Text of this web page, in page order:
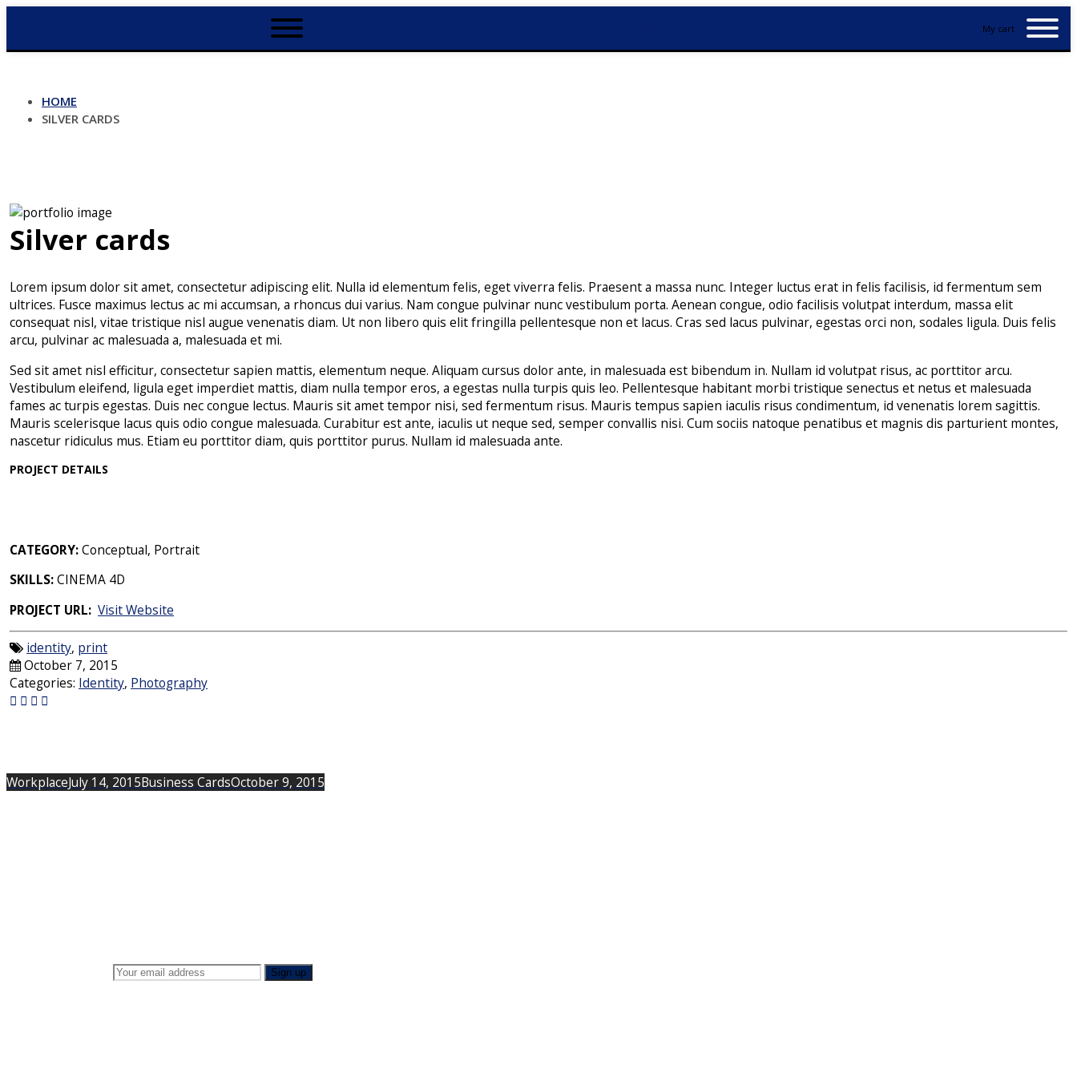
My cart
HOME
SILVER CARDS
Silver cards
Lorem ipsum dolor sit amet, consectetur adipiscing elit. Nulla id elementum felis, eget viverra felis. Praesent a massa nunc. Integer luctus erat in felis facilisis, id fermentum sem
ultrices. Fusce maximus lectus ac mi accumsan, a rhoncus dui varius. Nam congue pulvinar nunc vestibulum porta. Aenean congue, odio facilisis volutpat interdum, massa elit
consequat nisl, vitae tristique nisl augue venenatis diam. Ut non libero quis elit fringilla pellentesque non et lacus. Cras sed lacus pulvinar, egestas orci non, sodales ligula. Duis felis
arcu, pulvinar ac malesuada a, malesuada et mi.
Sed sit amet nisl efficitur, consectetur sapien mattis, elementum neque. Aliquam cursus dolor ante, in malesuada est bibendum in. Nullam id volutpat risus, ac porttitor arcu.
Vestibulum eleifend, ligula eget imperdiet mattis, diam nulla tempor eros, a egestas nulla turpis quis leo. Pellentesque habitant morbi tristique senectus et netus et malesuada
fames ac turpis egestas. Duis nec congue lectus. Mauris sit amet tempor nisi, sed fermentum risus. Mauris tempus sapien iaculis risus condimentum, id venenatis lorem sagittis.
Mauris scelerisque lacus quis odio congue malesuada. Curabitur est ante, iaculis ut neque sed, semper convallis nisi. Cum sociis natoque penatibus et magnis dis parturient montes,
nascetur ridiculus mus. Etiam eu porttitor diam, quis porttitor purus. Nullam id malesuada ante.
PROJECT DETAILS
CATEGORY:Conceptual, Portrait
SKILLS:CINEMA 4D
PROJECT URL: Visit Website
identity, print
October 7, 2015
Categories: Identity, Photography
WorkplaceJuly 14, 2015Business CardsOctober 9, 2015